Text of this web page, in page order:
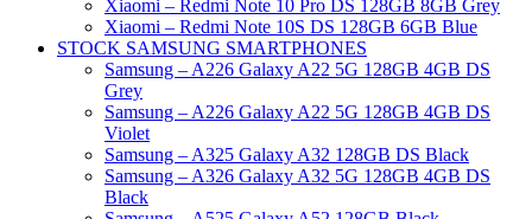
VIDEO DENVER YAMAHA HI-FI
MAXELL Batteries – Auriculares
DURACELL MOTOROLA Telephony
PARLUX Secadores Professionals CANON
Consumibles Impresoras HP Consumibles
Impresoras ACCESORIOS Telefonía
Xiaomi – Redmi Note 10 Pro DS 128GB 8GB Grey
Xiaomi – Redmi Note 10S DS 128GB 6GB Blue
STOCK SAMSUNG SMARTPHONES
Samsung – A226 Galaxy A22 5G 128GB 4GB DS
Grey
Samsung – A226 Galaxy A22 5G 128GB 4GB DS
Violet
Samsung – A325 Galaxy A32 128GB DS Black
Samsung – A326 Galaxy A32 5G 128GB 4GB DS
Black